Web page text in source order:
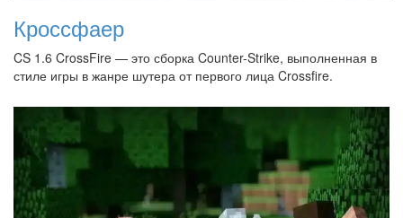
Кроссфаер
CS 1.6 CrossFire — это сборка Counter-Strike, выполненная в
стиле игры в жанре шутера от первого лица Crossfire.